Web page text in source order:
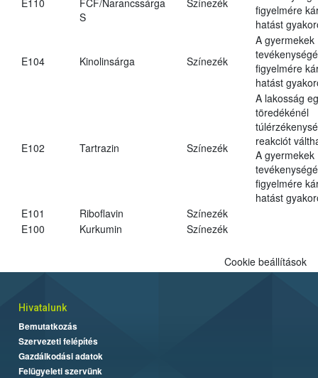
S
figyelmére
hatást
E104 Kinolinsárga Színezék
A gyermekek
figyelmére
hatást
E102 Tartrazin Színezék
A lakosság
töredékénél
reakciót
A gyermekek
figyelmére
hatást
E101
Riboflavin
Színezék
E100
Kurkumin Színezék
Cookie beállítások
Hivatalunk
Bemutatkozás
Szervezeti felépítés
Gazdálkodási adatok
Felügyeleti szervünk